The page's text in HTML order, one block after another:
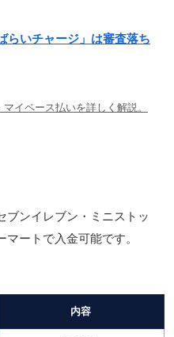
らいチャージ」は審査落ち
イペース払いを詳しく解説。
ブンイレブン・ミニストッ
ートで入金可能です。
内容